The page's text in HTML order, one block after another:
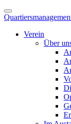
Verein
Über